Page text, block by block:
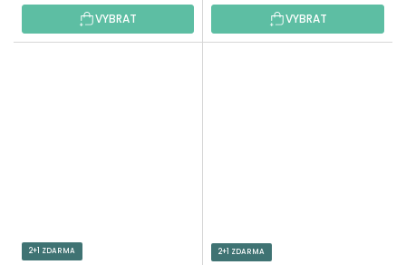
VYBRAT VYBRAT
2+1 ZDARMA 2+1 ZDARMA